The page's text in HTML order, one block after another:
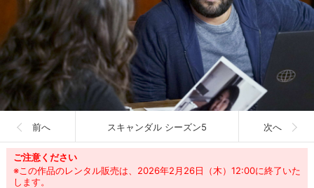
前へ スキャンダル シーズン5 次へ
ご注意ください
※この作品のレンタル販売は、2026年2月26日（木）12:00に終了いた
します。